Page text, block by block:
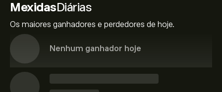
MexidasDiárias
Os maiores ganhadores e perdedores de hoje.
Nenhum ganhador hoje